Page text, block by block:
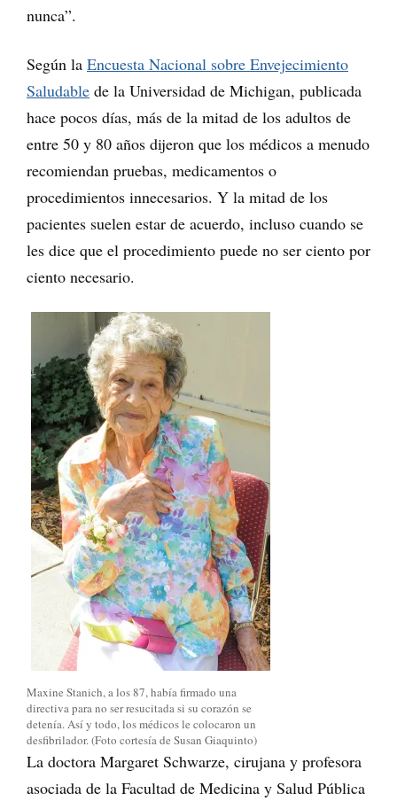
nunca”.
Según la Encuesta Nacional sobre Envejecimiento
Saludable de la Universidad de Michigan, publicada
hace pocos días, más de la mitad de los adultos de
entre 50 y 80 años dijeron que los médicos a menudo
recomiendan pruebas, medicamentos o
procedimientos innecesarios. Y la mitad de los
pacientes suelen estar de acuerdo, incluso cuando se
les dice que el procedimiento puede no ser ciento por
ciento necesario.
Maxine Stanich, a los 87, había firmado una
directiva para no ser resucitada si su corazón se
detenía. Así y todo, los médicos le colocaron un
desfibrilador. (Foto cortesía de Susan Giaquinto)
La doctora Margaret Schwarze, cirujana y profesora
asociada de la Facultad de Medicina y Salud Pública